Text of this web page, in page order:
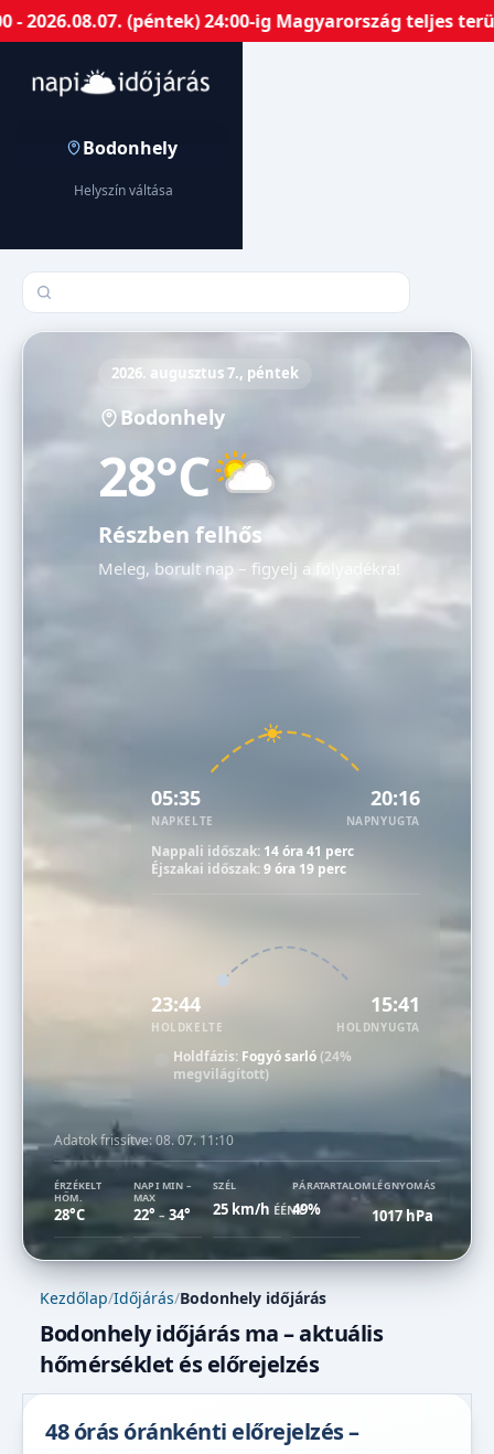
(péntek) 24:00-ig Magyarország teljes
Bodonhely
Helyszín váltása
Település keresése
2026. augusztus 7., péntek
Bodonhely
28°C
Részben felhős
Meleg, borult nap – figyelj a folyadékra!
05:35
NAPKELTE
20:16
NAPNYUGTA
Nappali időszak: 14 óra 41 perc
Éjszakai időszak:9 óra 19 perc
23:44
HOLDKELTE
15:41
HOLDNYUGTA
Holdfázis: Fogyó sarló (24%
megvilágított)
Adatok frissítve:08. 07. 11:10
ÉRZÉKELT
HŐM.
28°C
NAPI MIN –
MAX
22° –34°
SZÉL
25 km/h ÉÉNY
PÁRATARTALOM
49%
LÉGNYOMÁS
1017 hPa
Kezdőlap/Időjárás/Bodonhely időjárás
Bodonhely időjárás ma – aktuális
hőmérséklet és előrejelzés
48 órás óránkénti előrejelzés –